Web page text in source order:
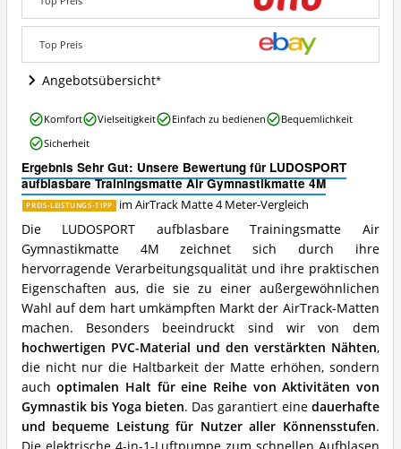
Gymnastikmatte
4M
Angebote:
Wo
ist
diese
Matte
Meter
erhältlich?
Top Preis
Angebotsübersicht
Ergebnis Sehr Gut: Unsere Bewertung für LUDOSPORT
aufblasbare Trainingsmatte Air Gymnastikmatte 4M
PREIS-LEISTUNGS-TIPP im AirTrack Matte 4 Meter-Vergleich
Die LUDOSPORT aufblasbare Trainingsmatte Air
Gymnastikmatte 4M zeichnet sich durch ihre
hervorragende Verarbeitungsqualität und ihre praktischen
Eigenschaften aus, die sie zu einer außergewöhnlichen
Wahl auf dem hart umkämpften Markt der AirTrack-Matten
machen. Besonders beeindruckt sind wir von dem
hochwertigen PVC-Material und den verstärkten Nähten,
die nicht nur die Haltbarkeit der Matte erhöhen, sondern
auchoptimalen Halt für eine Reihe von Aktivitäten von
Gymnastik bis Yoga bieten. Das garantiert eine dauerhafte
und bequeme Leistung für Nutzer aller Könnensstufen.
LUDOSPORT
aufblasbare
Trainingsmatte
Air
Gymnastikmatte
4M
Vorteile:
Was
spricht
für
diese
AirTrack
Matte
4
Meter?
Komfort Vielseitigkeit Einfach zu bedienen
Bequemlichkeit
Sicherheit